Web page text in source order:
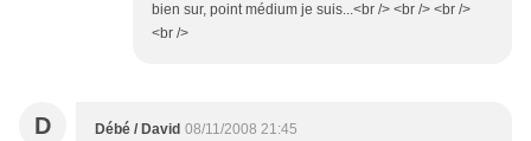
bien sur, point médium je suis...<br /> <br /> <br />
<br />
D Débé / David 08/11/2008 21:45